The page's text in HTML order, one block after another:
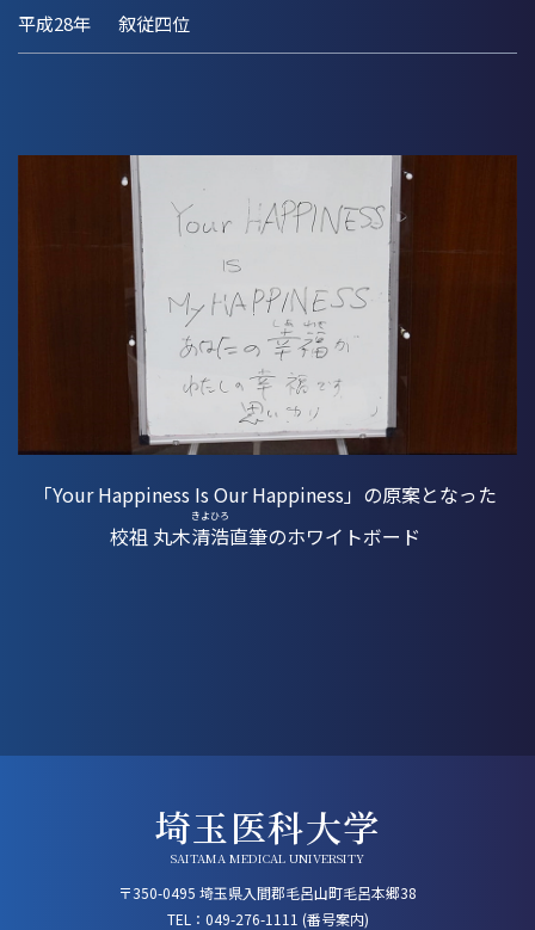
平成28年 叙従四位
「Your Happiness Is Our Happiness」の原案となった
校祖 丸木清
きよ
浩
ひろ
直筆のホワイトボード
埼玉医科大学
SAITAMA MEDICAL UNIVERSITY
〒350-0495 埼玉県入間郡毛呂山町毛呂本郷38
TEL： 049-276-1111 (番号案内)